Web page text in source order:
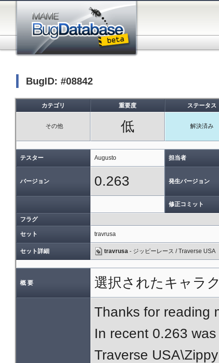
BugID: #08842
カテゴリ 重要度 ステータス
その他 低 解決済み
テスター Augusto 担当者
バージョン 0.263 発生バージョン
修正コミット
フラグ
セット travrusa
セット詳細 travrusa - ジッピーレース / Traverse USA
概 要 選択されたキャラ
Thanks for reading
In recent 0.263
Traverse